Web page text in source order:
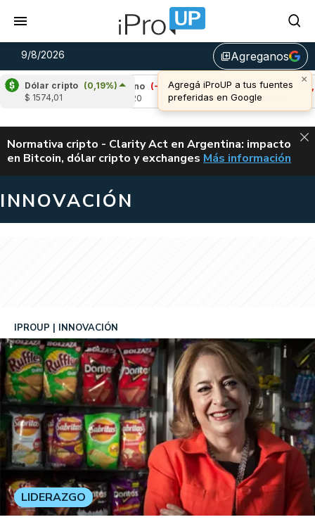
9/8/2026 library_addAgreganos
Dólar cripto (0,19%)
$ 1574,01
Cardano
(-0,02%)
Avalanche (-1,08%)
u$s 6,49
ALERTA
Normativa cripto - Clarity Act en Argentina: impacto
en Bitcoin, dólar cripto y exchanges CLARITY ACT EN
Más información
INNOVACIÓN
IPROUP INNOVACIÓN
LIDERAZGO